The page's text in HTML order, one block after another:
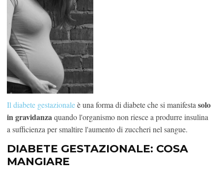
Il diabete gestazionaleè una forma di diabete che si manifesta solo
in gravidanzaquando l'organismo non riesce a produrre insulina
a sufficienza per smaltire l'aumento di zuccheri nel sangue.
DIABETE GESTAZIONALE: COSA
MANGIARE